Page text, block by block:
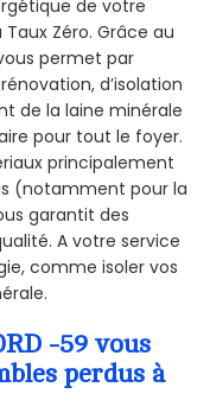
de votre
Zéro. Grâce au
permet par
d’isolation
de la laine minérale
pour tout le foyer.
principalement
(notamment pour la
garantit des
A votre service
comme isoler vos
-59 vous
perdus à